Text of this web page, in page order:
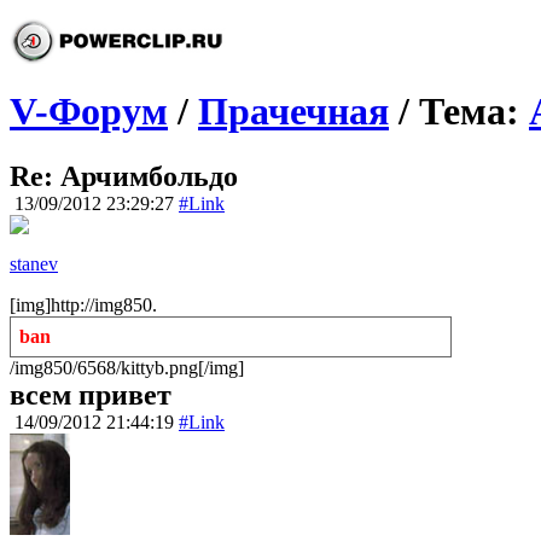
V-Форум / Прачечная / Тема:
Re: Арчимбольдо
13/09/2012 23:29:27 #Link
stanev
[img]http://img850.
ban
/img850/6568/kittyb.png[/img]
всем привет
14/09/2012 21:44:19 #Link